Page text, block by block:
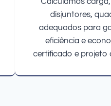
disjuntores,
adequados para
eficiência e
certificado e projeto